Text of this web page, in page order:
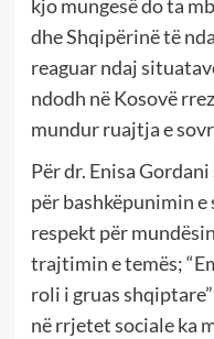
kjo mungesë do ta
dhe Shqipërinë të
reaguar ndaj
ndodh në Kosovë
mundur ruajtja e
Për dr. Enisa
për bashkëpunimin
respekt për
trajtimin e temës;
roli i gruas
në rrjetet sociale ka